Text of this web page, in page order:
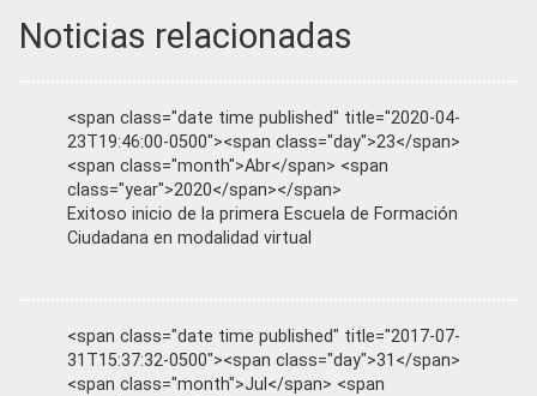
Noticias relacionadas
<span class="date time published" title="2020-04-
23T19:46:00-0500"><span class="day">23</span>
<span class="month">Abr</span> <span
class="year">2020</span></span>
Exitoso inicio de la primera Escuela de Formación
Ciudadana en modalidad virtual
<span class="date time published" title="2017-07-
31T15:37:32-0500"><span class="day">31</span>
<span class="month">Jul</span> <span